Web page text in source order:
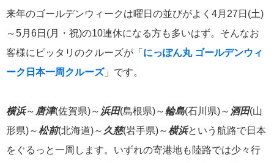
来年のゴールデンウィークは曜日の並びがよく4月27日(土)
～5月6日(月・祝)の10連休になる方も多いはず。そんなお
客様にピッタリのクルーズが「 にっぽん丸 ゴールデンウィ
ーク日本一周クルーズ」です。
横浜～ 唐津(佐賀県)～ 浜田(島根県)～輪島(石川県)～ 酒田(山
形県)～松前(北海道)～ 久慈(岩手県)～横浜という航路で日本
をぐるっと一周します。いずれの寄港地も陸路では少々行
飛鳥II シンガポール寄港中です！
カテゴリーリスト
ねずみ君のつぶやき♪ 416